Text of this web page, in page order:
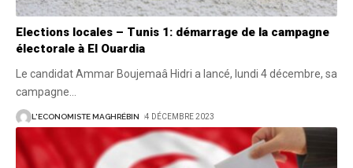
Elections locales – Tunis 1: démarrage de la campagne
électorale à El Ouardia
Le candidat Ammar Boujemaâ Hidri a lancé, lundi 4 décembre, sa
campagne
L'ECONOMISTE MAGHRÉBIN 4 DÉCEMBRE 2023